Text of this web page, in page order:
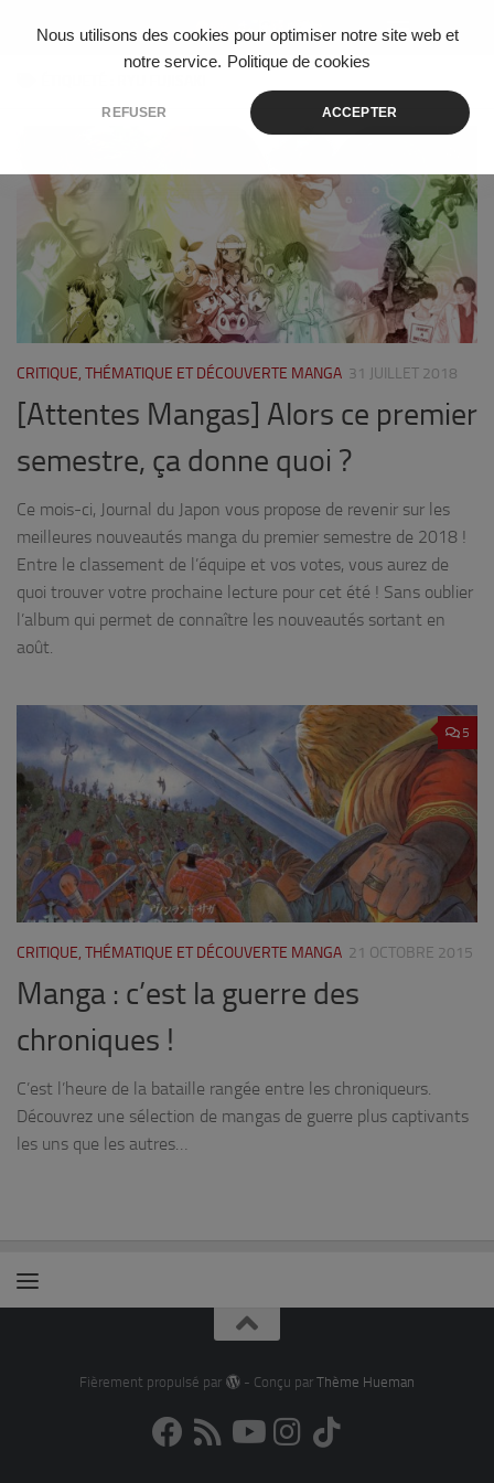
Nous utilisons des cookies pour optimiser notre site web et
notre service. Politique de cookies
REFUSER ACCEPTER
Skip to content
CRITIQUE, THÉMATIQUE ET DÉCOUVERTE MANGA 31 JUILLET 2018
[Attentes Mangas] Alors ce premier
semestre, ça donne quoi ?
Ce mois-ci, Journal du Japon vous propose de revenir sur les
meilleures nouveautés manga du premier semestre de 2018 !
Entre le classement de l’équipe et vos votes, vous aurez de
quoi trouver votre prochaine lecture pour cet été ! Sans oublier
l’album qui permet de connaître les nouveautés sortant en
août.
5
CRITIQUE, THÉMATIQUE ET DÉCOUVERTE MANGA 21 OCTOBRE 2015
Manga : c’est la guerre des
chroniques !
C’est l’heure de la bataille rangée entre les chroniqueurs.
Découvrez une sélection de mangas de guerre plus captivants
les uns que les autres…
Fièrement propulsé par - Conçu par Thème Hueman